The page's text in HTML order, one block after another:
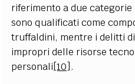
riferimento a due
sono qualificati come
truffaldini, mentre i delitti
impropri delle risorse
personali [10] .